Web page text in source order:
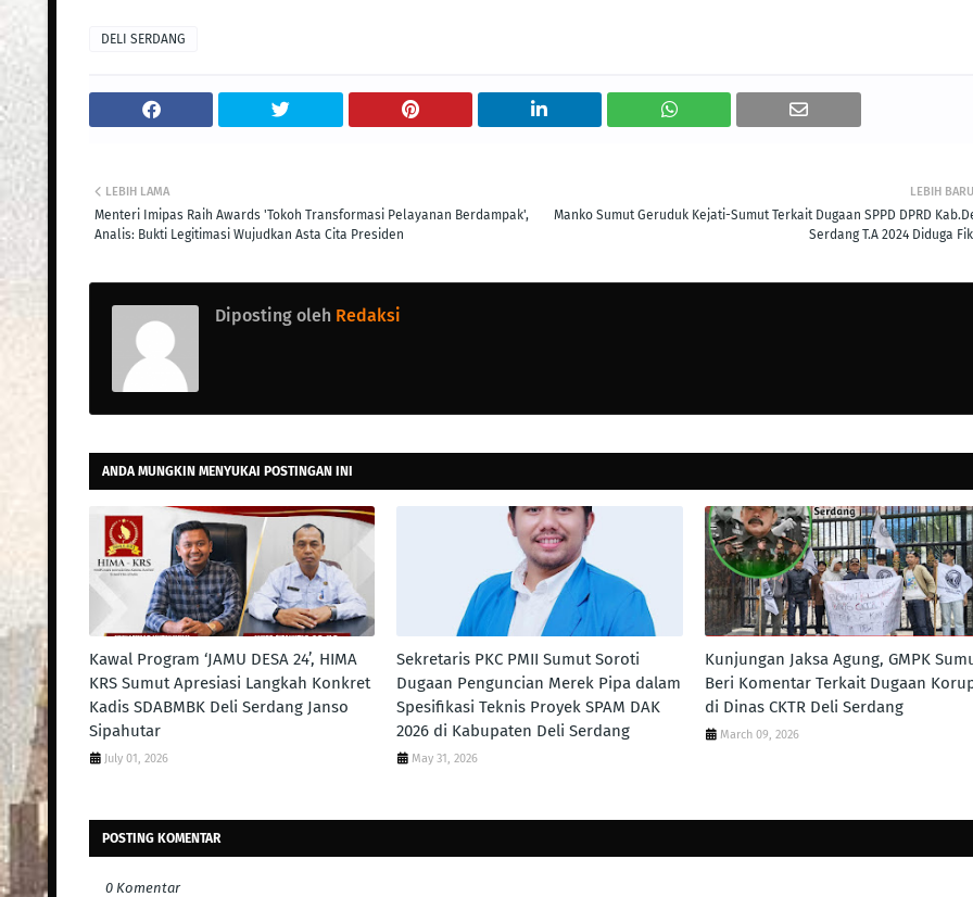
DELI SERDANG
LEBIH BARU
Manko Sumut Geruduk Kejati-Sumut Terkait Dugaan SPPD DPRD
Serdang T.A 2024 Diduga
LEBIH LAMA
Menteri Imipas Raih Awards 'Tokoh Transformasi Pelayanan Berdampak',
Analis: Bukti Legitimasi Wujudkan Asta Cita Presiden
Diposting oleh Redaksi
ANDA MUNGKIN MENYUKAI POSTINGAN INI
Kawal Program ‘JAMU DESA 24’, HIMA
KRS Sumut Apresiasi Langkah Konkret
Kadis SDABMBK Deli Serdang Janso
Sipahutar
July 01, 2026
Sekretaris PKC PMII Sumut Soroti
Dugaan Penguncian Merek Pipa dalam
Spesifikasi Teknis Proyek SPAM DAK
2026 di Kabupaten Deli Serdang
May 31, 2026
Kunjungan Jaksa Agung, GMPK
Beri Komentar Terkait Dugaan
di Dinas CKTR Deli Serdang
March 09, 2026
POSTING KOMENTAR
0 Komentar